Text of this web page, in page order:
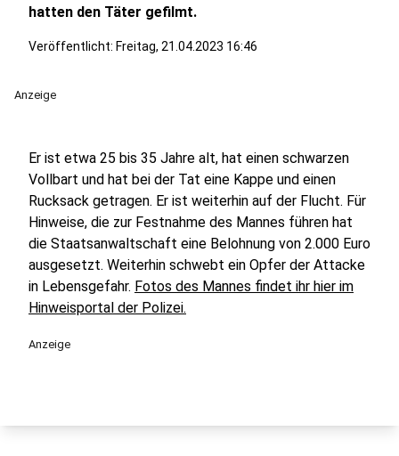
hatten den Täter gefilmt.
Veröffentlicht: Freitag, 21.04.2023 16:46
Anzeige
Er ist etwa 25 bis 35 Jahre alt, hat einen schwarzen
Vollbart und hat bei der Tat eine Kappe und einen
Rucksack getragen. Er ist weiterhin auf der Flucht. Für
Hinweise, die zur Festnahme des Mannes führen hat
die Staatsanwaltschaft eine Belohnung von 2.000 Euro
ausgesetzt. Weiterhin schwebt ein Opfer der Attacke
in Lebensgefahr. Fotos des Mannes findet ihr hier im
Hinweisportal der Polizei.
Anzeige